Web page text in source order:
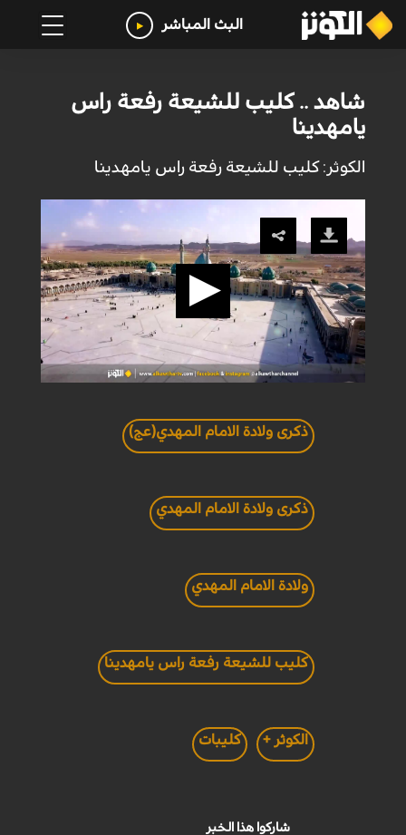
البث المباشر
شاهد .. كليب للشيعة رفعة راس
يامهدينا
الكوثر: كليب للشيعة رفعة راس يامهدينا
ذكرى ولادة الامام المهدي(عج)
ذكرى ولادة الامام المهدي
ولادة الامام المهدي
كليب للشيعة رفعة راس يامهدينا
الكوثر + كليبات
شاركوا هذا الخبر